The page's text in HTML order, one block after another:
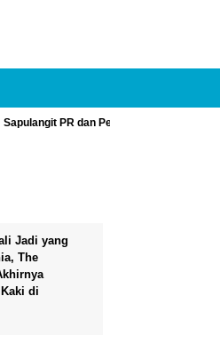
Sapulangit PR dan Persrilis.com Bisa
Jadi yang
The
di